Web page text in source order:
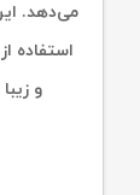
می‌دهد.
استفاده
و